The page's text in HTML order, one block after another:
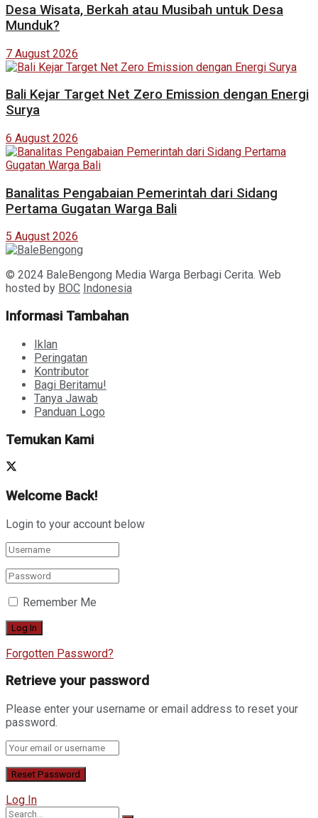
Desa Wisata, Berkah atau Musibah untuk Desa
Munduk?
7 August 2026
Bali Kejar Target Net Zero Emission dengan Energi
Surya
6 August 2026
Banalitas Pengabaian Pemerintah dari Sidang
Pertama Gugatan Warga Bali
5 August 2026
© 2024 BaleBengong Media Warga Berbagi Cerita. Web
hosted by BOC Indonesia
Informasi Tambahan
Iklan
Peringatan
Kontributor
Bagi Beritamu!
Tanya Jawab
Panduan Logo
Temukan Kami
Welcome Back!
Login to your account below
Remember Me
Forgotten Password?
Retrieve your password
Please enter your username or email address to reset your
password.
Log In